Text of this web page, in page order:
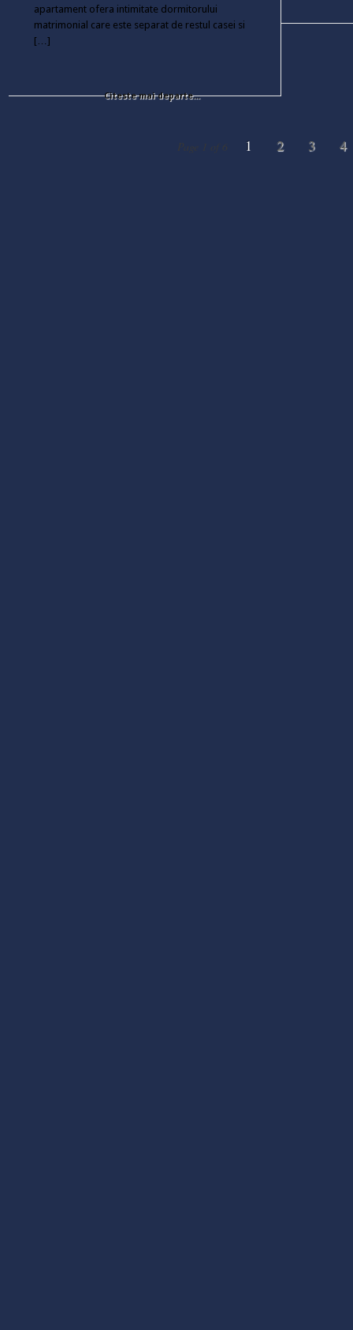
apartament ofera intimitate dormitorului
matrimonial care este separat de restul casei si
[…]
Citeste mai departe...
Page 1 of 6 1 2 3 4